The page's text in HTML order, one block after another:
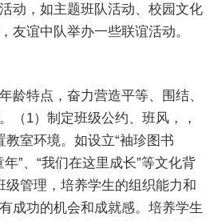
动，如主题班队活动、校园文化
友谊中队举办一些联谊活动。
龄特点，奋力营造平等、围结、
（1）制定班级公约、班风，，
室环境。如设立“袖珍图书
年”、“我们在这里成长”等文化背
级管理，培养学生的组织能力和
成功的机会和成就感。培养学生